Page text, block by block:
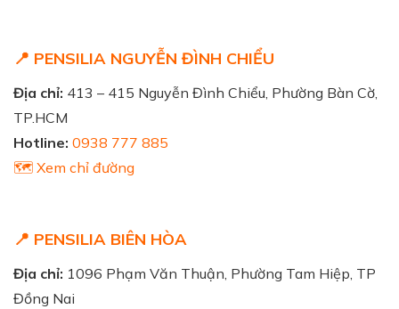
📍 PENSILIA NGUYỄN ĐÌNH CHIỂU
Địa chỉ: 413 – 415 Nguyễn Đình Chiểu, Phường Bàn Cờ,
TP.HCM
Hotline: 0938 777 885
🗺️ Xem chỉ đường
📍 PENSILIA BIÊN HÒA
Địa chỉ: 1096 Phạm Văn Thuận, Phường Tam Hiệp, TP
Đồng Nai